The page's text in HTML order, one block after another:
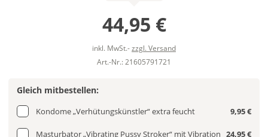
44,95 €
inkl. MwSt.-zzgl. Versand
Art.-Nr.: 21605791721
Gleich mitbestellen:
Kondome „Verhütungskünstler“ extra feucht 9,95 €
Masturbator „Vibrating Pussy Stroker“ mit Vibration 24,95 €